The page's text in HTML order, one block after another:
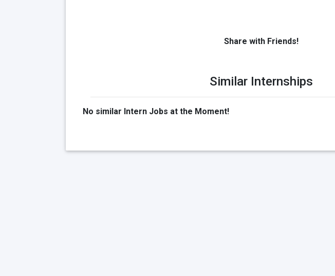
Share with Friends!
Similar Internships
No similar Intern Jobs at the Moment!